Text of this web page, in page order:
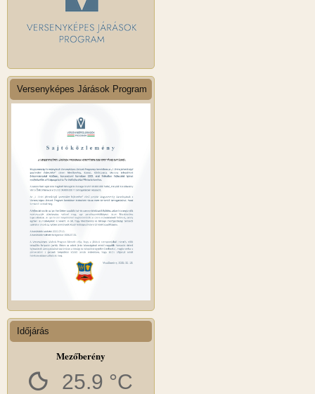
Versenyképes Járások Program
Időjárás
Mezőberény
25.9 °C